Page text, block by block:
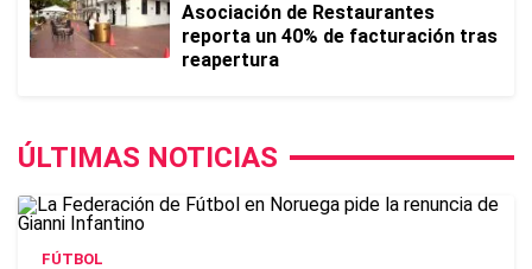
Asociación de Restaurantes
reporta un 40% de facturación tras
reapertura
ÚLTIMAS NOTICIAS
FÚTBOL